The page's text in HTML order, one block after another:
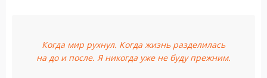
Когда мир рухнул. Когда жизнь разделилась
на до и после. Я никогда уже не буду прежним.